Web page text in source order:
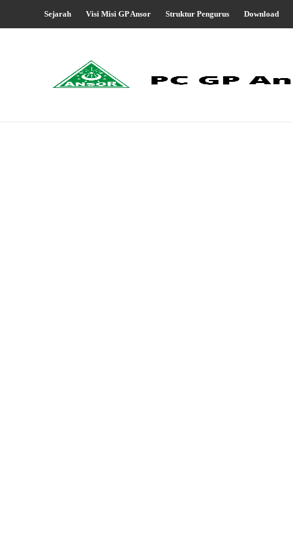
Sejarah Visi Misi GP Ansor Struktur Pengurus Download